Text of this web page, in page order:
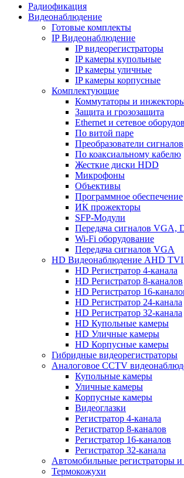
Радиофикация
Видеонаблюдение
Готовые комплекты
IP Видеонаблюдение
IP видеорегистраторы
IP камеры купольные
IP камеры уличные
IP камеры корпусные
Комплектующие
Коммутаторы и
Защита и грозозащита
Ethernet и сетевое
По витой паре
Преобразователи сигналов
По коаксиальному кабелю
Жесткие диски HDD
Микрофоны
Объективы
Программное обеспечение
ИК прожекторы
SFP-Модули
Передача сигналов VGA,
Wi-Fi оборудование
Передача сигналов VGA
HD Видеонаблюдение AHD
HD Регистратор 4-канала
HD Регистратор 8-каналов
HD Регистратор 16-
HD Регистратор 24-канала
HD Регистратор 32-канала
HD Купольные камеры
HD Уличные камеры
HD Корпусные камеры
Гибридные видеорегистраторы
Аналоговое CCTV
Купольные камеры
Уличные камеры
Корпусные камеры
Видеоглазки
Регистратор 4-канала
Регистратор 8-каналов
Регистратор 16-каналов
Регистратор 32-канала
Автомобильные регистраторы
Термокожухи